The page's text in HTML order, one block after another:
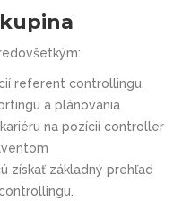
referent controllingu,
a plánovania
na pozícií controller
získať základný prehľad